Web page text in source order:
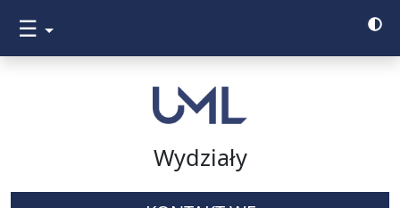
☰
Wydziały